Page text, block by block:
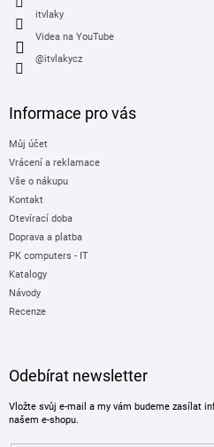
itvlaky
Videa na YouTube
@itvlakycz
Informace pro vás
Můj účet
Vrácení a reklamace
Vše o nákupu
Kontakt
Otevírací doba
Doprava a platba
PK computers - IT
Katalogy
Návody
Recenze
Odebírat newsletter
Vložte svůj e-mail a my vám budeme zasílat
našem e-shopu.